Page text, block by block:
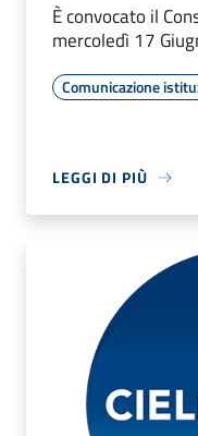
È convocato il
mercoledì 17
Comunicazione
LEGGI DI PIÙ